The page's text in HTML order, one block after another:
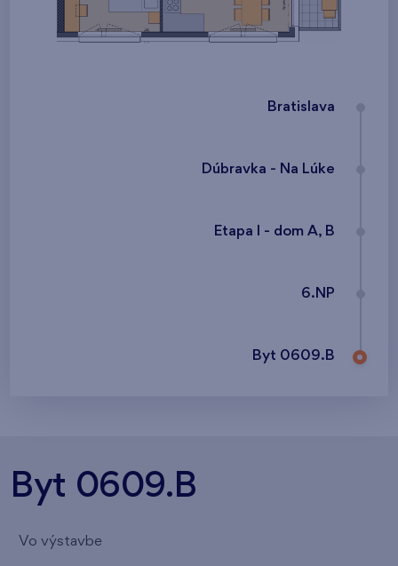
Bratislava
Dúbravka - Na Lúke
Etapa I - dom A, B
6.NP
Byt 0609.B
Byt 0609.B
Vo výstavbe